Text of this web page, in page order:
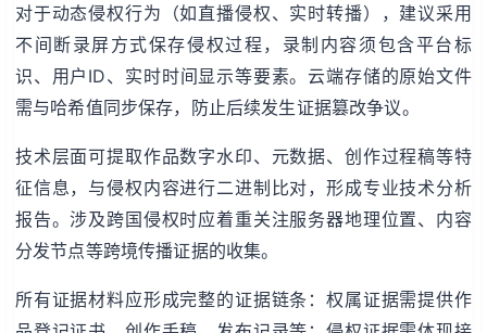
对于动态侵权行为（如直播侵权、实时转播），建议采用
不间断录屏方式保存侵权过程，录制内容须包含平台标
识、用户ID、实时时间显示等要素。云端存储的原始文件
需与哈希值同步保存，防止后续发生证据篡改争议。
技术层面可提取作品数字水印、元数据、创作过程稿等特
征信息，与侵权内容进行二进制比对，形成专业技术分析
报告。涉及跨国侵权时应着重关注服务器地理位置、内容
分发节点等跨境传播证据的收集。
所有证据材料应形成完整的证据链条：权属证据需提供作